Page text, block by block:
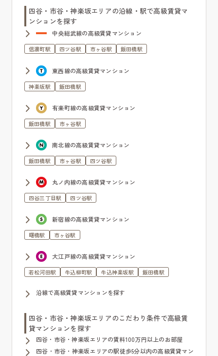
四谷・市谷・神楽坂エリアの沿線・駅で高級賃貸マ
ンションを探す
中央総武線の高級賃貸マンション
信濃町駅 四ツ谷駅 市ヶ谷駅 飯田橋駅
東西線の高級賃貸マンション
神楽坂駅 飯田橋駅
有楽町線の高級賃貸マンション
飯田橋駅 市ヶ谷駅
南北線の高級賃貸マンション
飯田橋駅 市ヶ谷駅 四ツ谷駅
丸ノ内線の高級賃貸マンション
四谷三丁目駅 四ツ谷駅
新宿線の高級賃貸マンション
曙橋駅 市ヶ谷駅
大江戸線の高級賃貸マンション
若松河田駅 牛込柳町駅 牛込神楽坂駅 飯田橋駅
沿線で高級賃貸マンションを探す
四谷・市谷・神楽坂エリアのこだわり条件で高級賃
貸マンションを探す
四谷・市谷・神楽坂エリアの賃料100万円以上のお部屋
四谷・市谷・神楽坂エリアの駅徒歩5分以内の高級賃貸マン